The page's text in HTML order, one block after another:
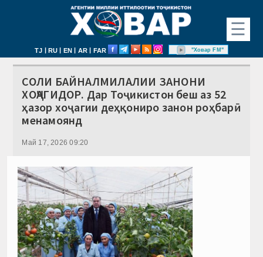
☰
TJ | RU | EN | AR | FAR "Ховар FM"
СОЛИ БАЙНАЛМИЛАЛИИ ЗАНОНИ
ХОҶАГИДОР. Дар Тоҷикистон беш аз 52
ҳазор хоҷагии деҳқониро занон роҳбарӣ
менамоянд
Май 17, 2026 09:20